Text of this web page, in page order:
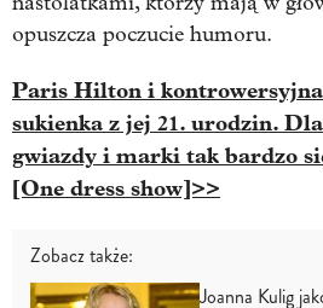
opuszcza poczucie humoru.
Paris Hilton i
sukienka z jej 21. urodzin.
gwiazdy i marki tak bardzo
[One dress show]>>
Zobacz także:
Joanna Kulig